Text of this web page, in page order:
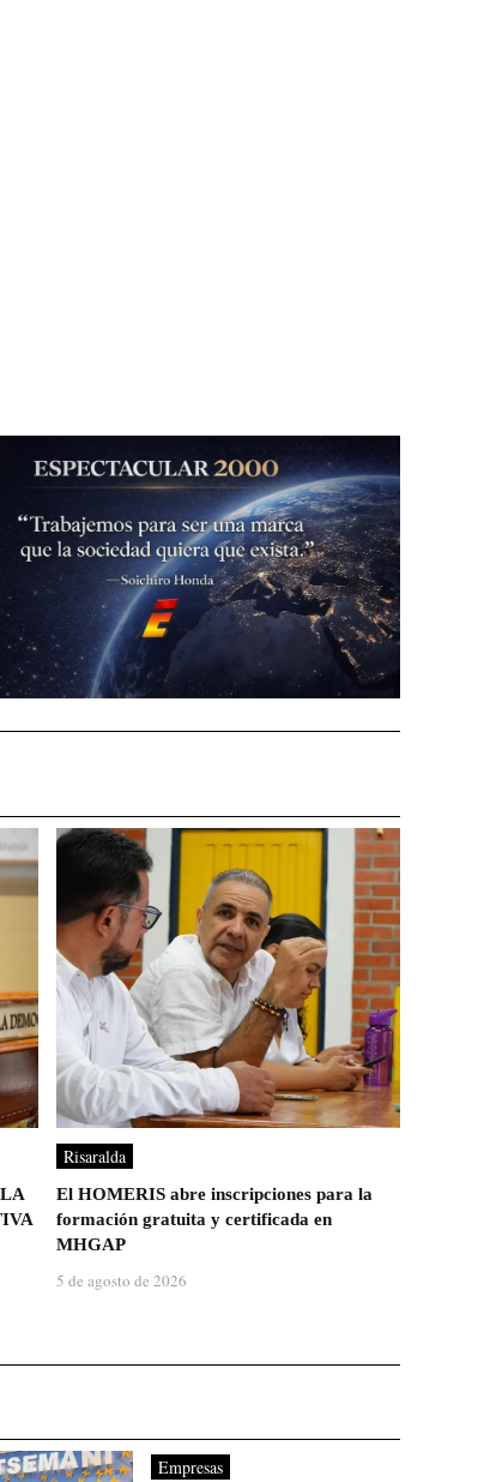
Risaralda
El HOMERIS abre inscripciones para la
formación gratuita y certificada en
MHGAP
5 de agosto de 2026
Empresas